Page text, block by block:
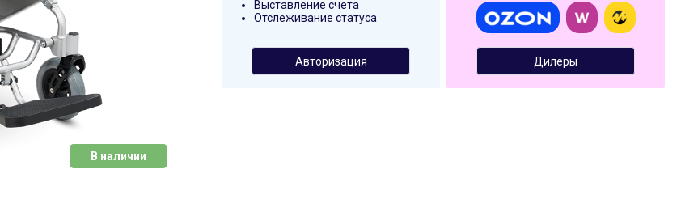
В наличии
Выставление счета
Отслеживание статуса
Авторизация Дилеры